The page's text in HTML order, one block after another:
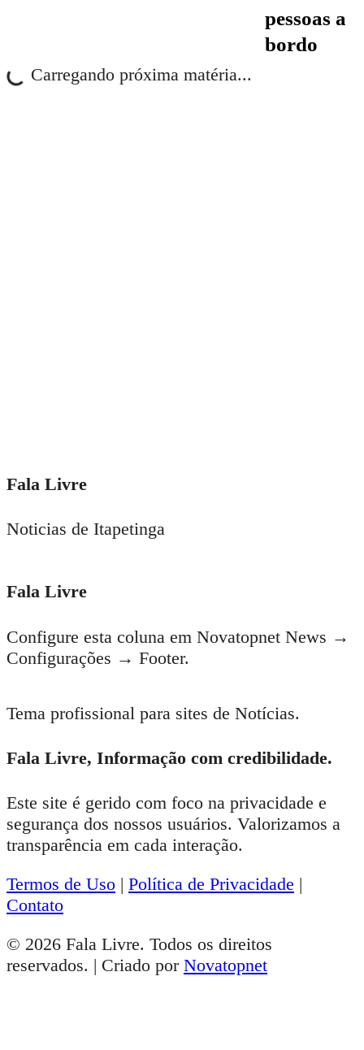
pessoas a
bordo
Carregando próxima matéria...
Fala Livre
Noticias de Itapetinga
Fala Livre
Configure esta coluna em Novatopnet News →
Configurações → Footer.
Tema profissional para sites de Notícias.
Fala Livre, Informação com credibilidade.
Este site é gerido com foco na privacidade e
segurança dos nossos usuários. Valorizamos a
transparência em cada interação.
Termos de Uso | Política de Privacidade |
Contato
© 2026 Fala Livre. Todos os direitos
reservados. | Criado por Novatopnet